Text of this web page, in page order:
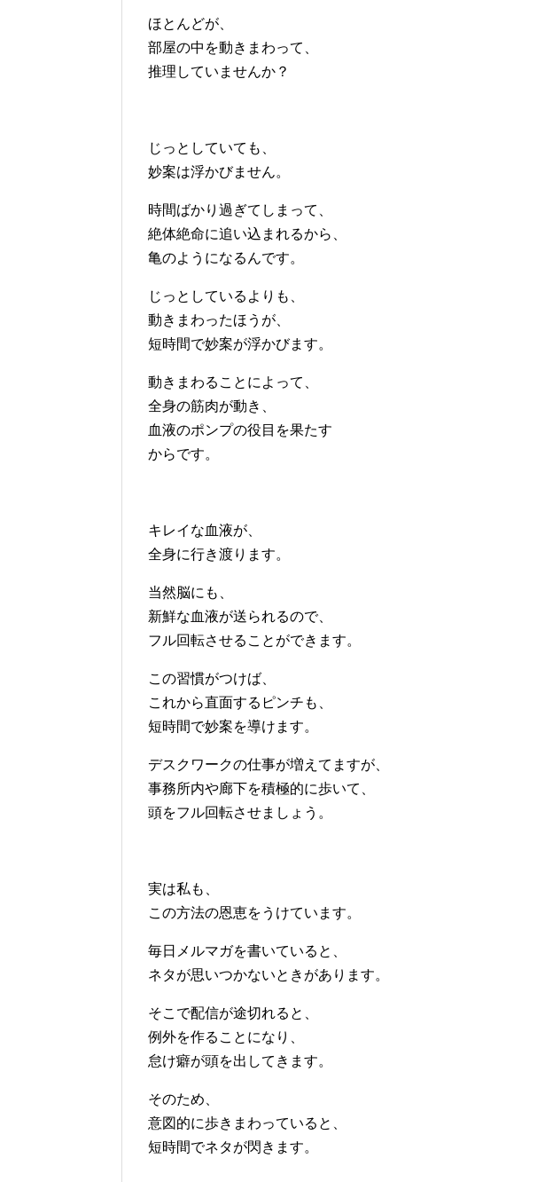
ほとんどが、
部屋の中を動きまわって、
推理していませんか？
じっとしていても、
妙案は浮かびません。
時間ばかり過ぎてしまって、
絶体絶命に追い込まれるから、
亀のようになるんです。
じっとしているよりも、
動きまわったほうが、
短時間で妙案が浮かびます。
動きまわることによって、
全身の筋肉が動き、
血液のポンプの役目を果たす
からです。
キレイな血液が、
全身に行き渡ります。
当然脳にも、
新鮮な血液が送られるので、
フル回転させることができます。
この習慣がつけば、
これから直面するピンチも、
短時間で妙案を導けます。
デスクワークの仕事が増えてますが、
事務所内や廊下を積極的に歩いて、
頭をフル回転させましょう。
実は私も、
この方法の恩恵をうけています。
毎日メルマガを書いていると、
ネタが思いつかないときがあります。
そこで配信が途切れると、
例外を作ることになり、
怠け癖が頭を出してきます。
そのため、
意図的に歩きまわっていると、
短時間でネタが閃きます。